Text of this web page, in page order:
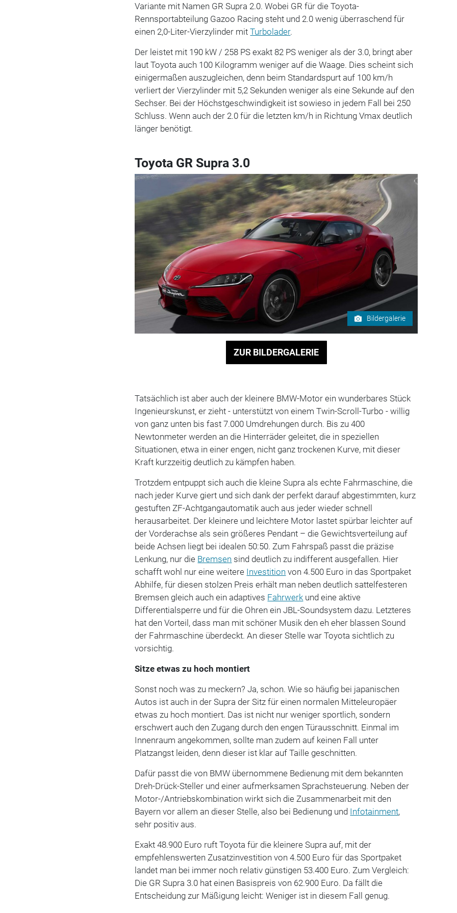
Variante mit Namen GR Supra 2.0. Wobei GR für die Toyota-
Rennsportabteilung Gazoo Racing steht und 2.0 wenig überraschend für
einen 2,0-Liter-Vierzylinder mitTurbolader.
Der leistet mit 190 kW / 258 PS exakt 82 PS weniger als der 3.0, bringt aber
laut Toyota auch 100 Kilogramm weniger auf die Waage. Dies scheint sich
einigermaßen auszugleichen, denn beim Standardspurt auf 100 km/h
verliert der Vierzylinder mit 5,2 Sekunden weniger als eine Sekunde auf den
Sechser. Bei der Höchstgeschwindigkeit ist sowieso in jedem Fall bei 250
Schluss. Wenn auch der 2.0 für die letzten km/h in Richtung Vmax deutlich
länger benötigt.
Toyota GR Supra 3.0
Bildergalerie
ZUR BILDERGALERIE
Tatsächlich ist aber auch der kleinere BMW-Motor ein wunderbares Stück
Ingenieurskunst, er zieht - unterstützt von einem Twin-Scroll-Turbo - willig
von ganz unten bis fast 7.000 Umdrehungen durch. Bis zu 400
Newtonmeter werden an die Hinterräder geleitet, die in speziellen
Situationen, etwa in einer engen, nicht ganz trockenen Kurve, mit dieser
Kraft kurzzeitig deutlich zu kämpfen haben.
Trotzdem entpuppt sich auch die kleine Supra als echte Fahrmaschine, die
nach jeder Kurve giert und sich dank der perfekt darauf abgestimmten, kurz
gestuften ZF-Achtgangautomatik auch aus jeder wieder schnell
herausarbeitet. Der kleinere und leichtere Motor lastet spürbar leichter auf
der Vorderachse als sein größeres Pendant – die Gewichtsverteilung auf
beide Achsen liegt bei idealen 50:50. Zum Fahrspaß passt die präzise
Lenkung, nur die Bremsen sind deutlich zu indifferent ausgefallen. Hier
schafft wohl nur eine weitere Investition von 4.500 Euro in das Sportpaket
Abhilfe, für diesen stolzen Preis erhält man neben deutlich sattelfesteren
Bremsen gleich auch ein adaptives Fahrwerk und eine aktive
Differentialsperre und für die Ohren ein JBL-Soundsystem dazu. Letzteres
hat den Vorteil, dass man mit schöner Musik den eh eher blassen Sound
der Fahrmaschine überdeckt. An dieser Stelle war Toyota sichtlich zu
vorsichtig.
Sitze etwas zu hoch montiert
Sonst noch was zu meckern? Ja, schon. Wie so häufig bei japanischen
Autos ist auch in der Supra der Sitz für einen normalen Mitteleuropäer
etwas zu hoch montiert. Das ist nicht nur weniger sportlich, sondern
erschwert auch den Zugang durch den engen Türausschnitt. Einmal im
Innenraum angekommen, sollte man zudem auf keinen Fall unter
Platzangst leiden, denn dieser ist klar auf Taille geschnitten.
Dafür passt die von BMW übernommene Bedienung mit dem bekannten
Dreh-Drück-Steller und einer aufmerksamen Sprachsteuerung. Neben der
Motor-/Antriebskombination wirkt sich die Zusammenarbeit mit den
Bayern vor allem an dieser Stelle, also bei Bedienung und Infotainment,
sehr positiv aus.
Exakt 48.900 Euro ruft Toyota für die kleinere Supra auf, mit der
empfehlenswerten Zusatzinvestition von 4.500 Euro für das Sportpaket
landet man bei immer noch relativ günstigen 53.400 Euro. Zum Vergleich:
Die GR Supra 3.0 hat einen Basispreis von 62.900 Euro. Da fällt die
Entscheidung zur Mäßigung leicht: Weniger ist in diesem Fall genug.